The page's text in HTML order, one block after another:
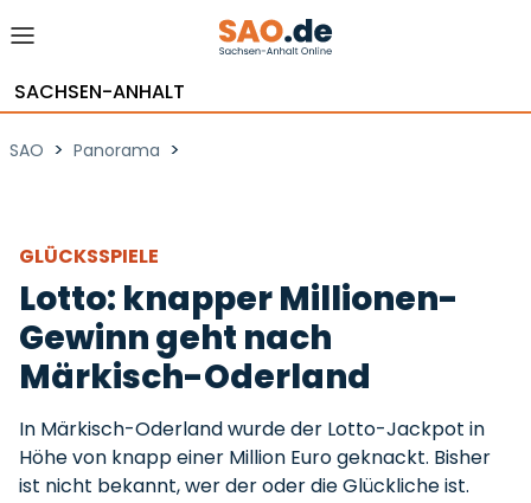
SACHSEN-ANHALT
SAO > Panorama >
GLÜCKSSPIELE
Lotto: knapper Millionen-
Gewinn geht nach
Märkisch-Oderland
In Märkisch-Oderland wurde der Lotto-Jackpot in
Höhe von knapp einer Million Euro geknackt. Bisher
ist nicht bekannt, wer der oder die Glückliche ist.